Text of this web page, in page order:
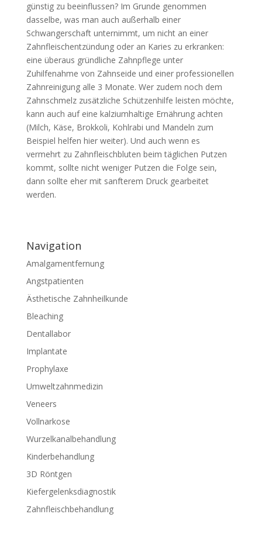
günstig zu beeinflussen? Im Grunde genommen
dasselbe, was man auch außerhalb einer
Schwangerschaft unternimmt, um nicht an einer
Zahnfleischentzündung oder an Karies zu erkranken:
eine überaus gründliche Zahnpflege unter
Zuhilfenahme von Zahnseide und einer professionellen
Zahnreinigung alle 3 Monate. Wer zudem noch dem
Zahnschmelz zusätzliche Schützenhilfe leisten möchte,
kann auch auf eine kalziumhaltige Ernährung achten
(Milch, Käse, Brokkoli, Kohlrabi und Mandeln zum
Beispiel helfen hier weiter). Und auch wenn es
vermehrt zu Zahnfleischbluten beim täglichen Putzen
kommt, sollte nicht weniger Putzen die Folge sein,
dann sollte eher mit sanfterem Druck gearbeitet
werden.
Navigation
Amalgamentfernung
Angstpatienten
Ästhetische Zahnheilkunde
Bleaching
Dentallabor
Implantate
Prophylaxe
Umweltzahnmedizin
Veneers
Vollnarkose
Wurzelkanalbehandlung
Kinderbehandlung
3D Röntgen
Kiefergelenksdiagnostik
Zahnfleischbehandlung